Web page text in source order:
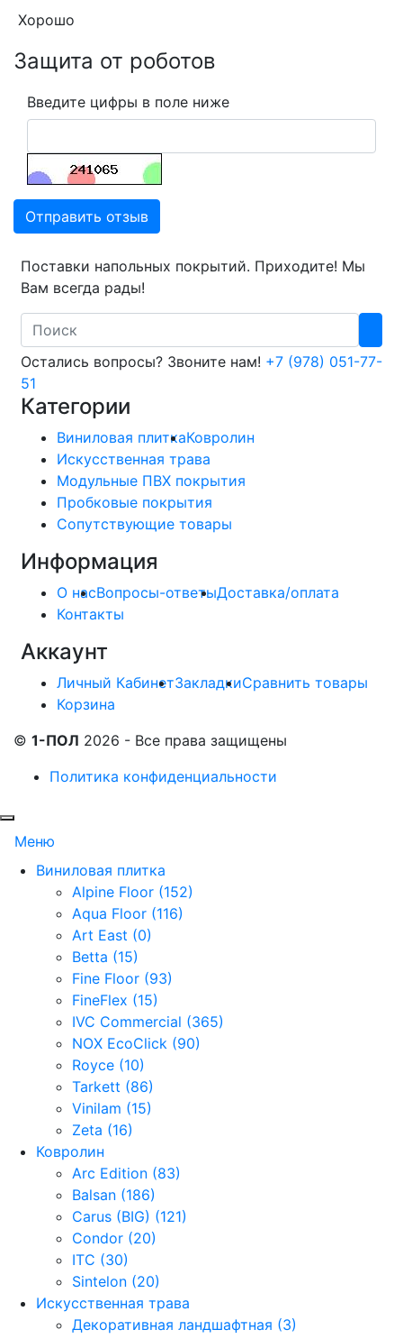
Хорошо
Защита от роботов
Введите цифры в поле ниже
Отправить отзыв
Поставки напольных покрытий. Приходите! Мы
Вам всегда рады!
Search
Остались вопросы? Звоните нам! +7 (978) 051-77-
51
Категории
Виниловая плиткаКовролин
Искусственная трава
Модульные ПВХ покрытия
Пробковые покрытия
Сопутствующие товары
Информация
О насВопросы-ответыДоставка/оплата
Контакты
Аккаунт
Личный КабинетЗакладкиСравнить товары
Корзина
© 1-ПОЛ 2026 - Все права защищены
Политика конфиденциальности
Меню
Виниловая плитка
Alpine Floor (152)
Aqua Floor (116)
Art East (0)
Betta (15)
Fine Floor (93)
FineFlex (15)
IVC Commercial (365)
NOX EcoClick (90)
Royce (10)
Tarkett (86)
Vinilam (15)
Zeta (16)
Ковролин
Arc Edition (83)
Balsan (186)
Carus (BIG) (121)
Condor (20)
ITC (30)
Sintelon (20)
Искусственная трава
Декоративная ландшафтная (3)